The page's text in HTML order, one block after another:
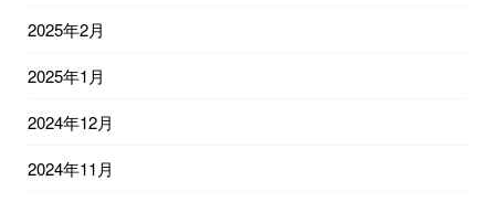
2025年2月
2025年1月
2024年12月
2024年11月